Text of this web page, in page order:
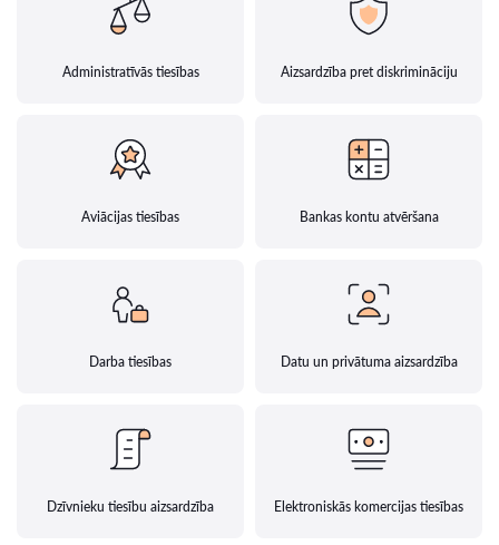
Administratīvās tiesības Aizsardzība pret diskrimināciju
Aviācijas tiesības Bankas kontu atvēršana
Darba tiesības Datu un privātuma aizsardzība
Dzīvnieku tiesību aizsardzība Elektroniskās komercijas tiesības